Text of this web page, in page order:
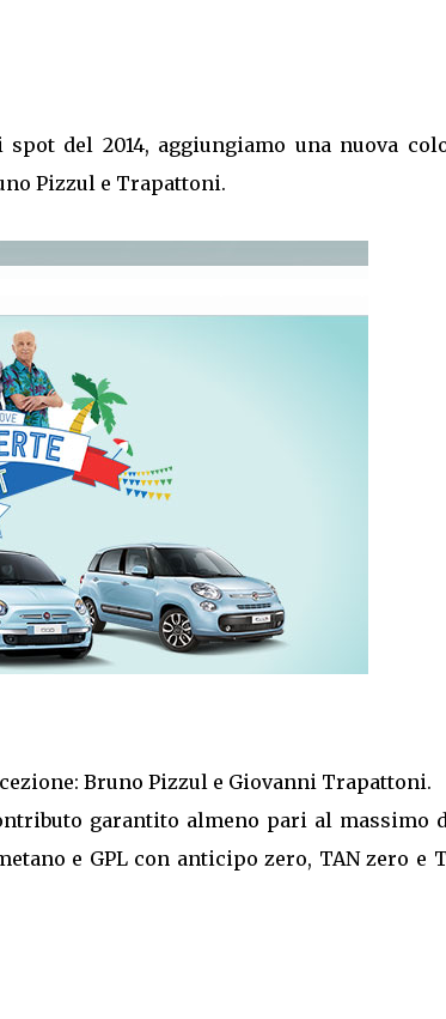
del 2014, aggiungiamo una nuova
Pizzul e Trapattoni.
Bruno Pizzul e Giovanni Trapattoni.
garantito almeno pari al massimo
e GPL con anticipo zero, TAN zero e